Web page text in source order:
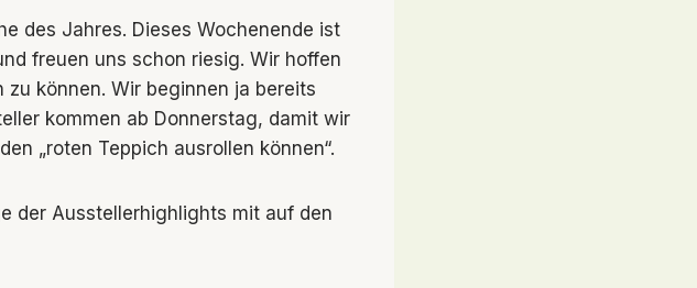
des Jahres. Dieses Wochenende ist
freuen uns schon riesig. Wir hoffen
können. Wir beginnen ja bereits
kommen ab Donnerstag, damit wir
„roten Teppich ausrollen können“.
der Ausstellerhighlights mit auf den